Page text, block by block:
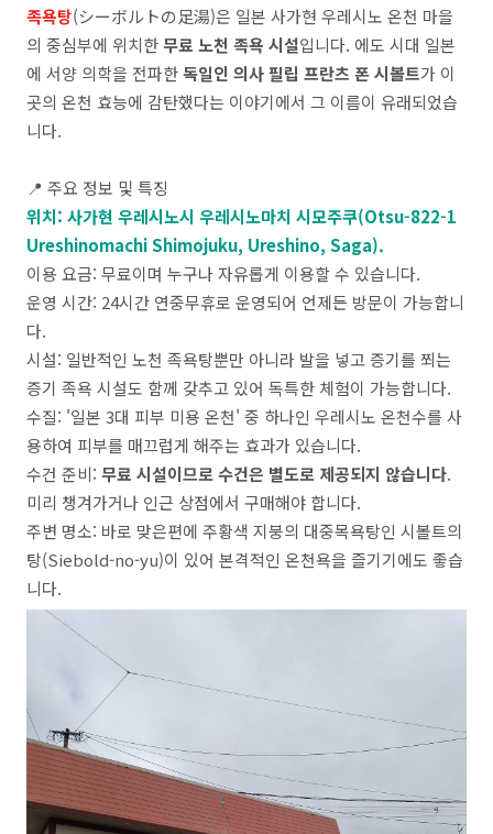
족욕탕(シーボルトの足湯)은 일본 사가현 우레시노 온천 마을
의 중심부에 위치한무료 노천 족욕 시설입니다. 에도 시대 일본
에 서양 의학을 전파한독일인 의사 필립 프란츠 폰 시볼트가 이
곳의 온천 효능에 감탄했다는 이야기에서 그 이름이 유래되었습
니다.
📍 주요 정보 및 특징
위치: 사가현 우레시노시 우레시노마치 시모주쿠(Otsu-822-1
Ureshinomachi Shimojuku, Ureshino, Saga).
이용 요금: 무료이며 누구나 자유롭게 이용할 수 있습니다.
운영 시간: 24시간 연중무휴로 운영되어 언제든 방문이 가능합니
다.
시설: 일반적인 노천 족욕탕뿐만 아니라 발을 넣고 증기를 쬐는
증기 족욕 시설도 함께 갖추고 있어 독특한 체험이 가능합니다.
수질: '일본 3대 피부 미용 온천' 중 하나인 우레시노 온천수를 사
용하여 피부를 매끄럽게 해주는 효과가 있습니다.
수건 준비: 무료 시설이므로 수건은 별도로 제공되지 않습니다.
미리 챙겨가거나 인근 상점에서 구매해야 합니다.
주변 명소: 바로 맞은편에 주황색 지붕의 대중목욕탕인 시볼트의
탕(Siebold-no-yu)이 있어 본격적인 온천욕을 즐기기에도 좋습
니다.